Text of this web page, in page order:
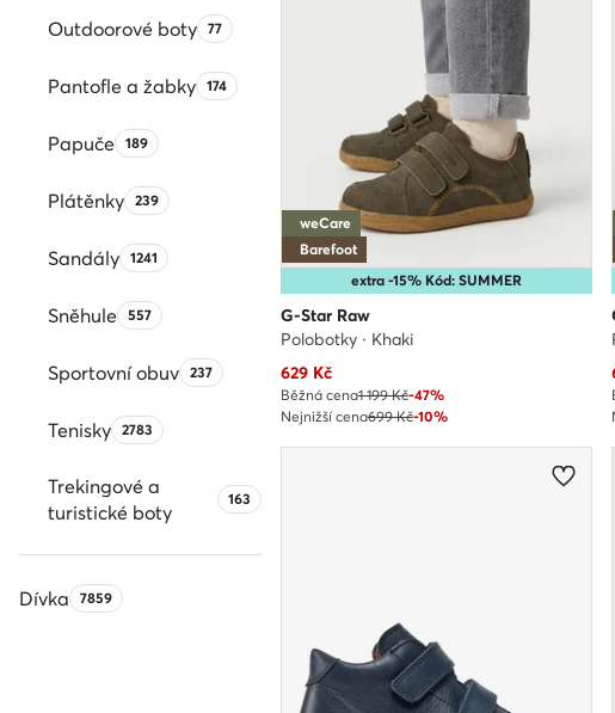
Outdoorové botyPočet produktů:
77
Pantofle a žabkyPočet produktů:
174
PapučePočet produktů:
189
PlátěnkyPočet produktů:
239
SandályPočet produktů:
1241
SněhulePočet produktů:
557
Sportovní obuvPočet produktů:
237
TeniskyPočet produktů:
2783
Trekingové a
turistické boty
Počet produktů:
163
DívkaPočet produktů:
7859
extra -15% Kód: SUMMER
weCare
Barefoot
G-Star Raw
Polobotky · Khaki
Aktuální cena
629Kč
Běžná cena1 199 Kč-47%
Nejnižší cena699 Kč-10%